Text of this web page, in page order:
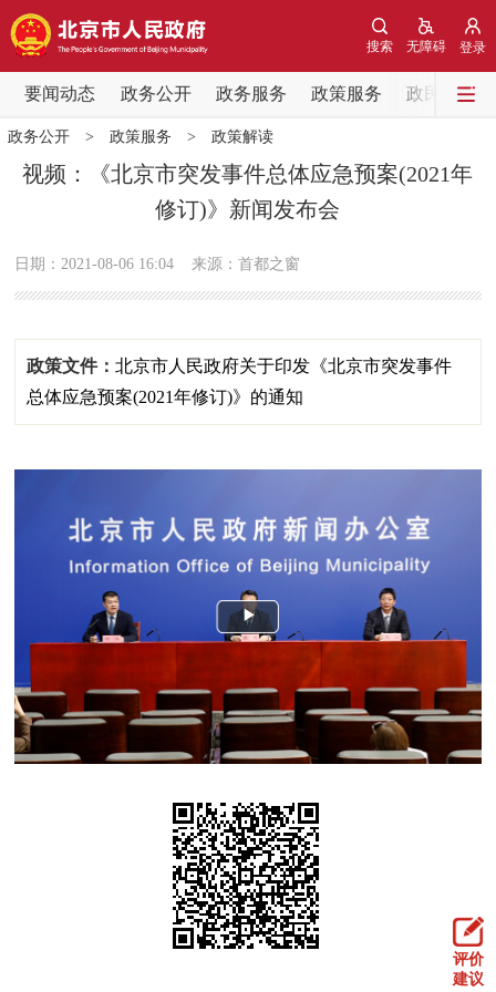
登录
无障碍
搜索
要闻动态 政务公开 政务服务 政策服务 政民互动
要闻动态
党中央精神 国务院信息
会议信息
市领导 机构职能
决策公开 专题公开
政务服务
个人服务 法人服务 部门服务
便民服务 利企服务
中介服务 阳光政务
12345网上接诉即办 我要咨询
在线访谈
政务公开> 政策服务 > 政策解读
视频：《北京市突发事件总体应急预案(2021年
修订)》新闻发布会
日期：2021-08-06 16:04 来源：首都之窗
政策文件：北京市人民政府关于印发《北京市突发事件
总体应急预案(2021年修订)》的通知
评价
建议